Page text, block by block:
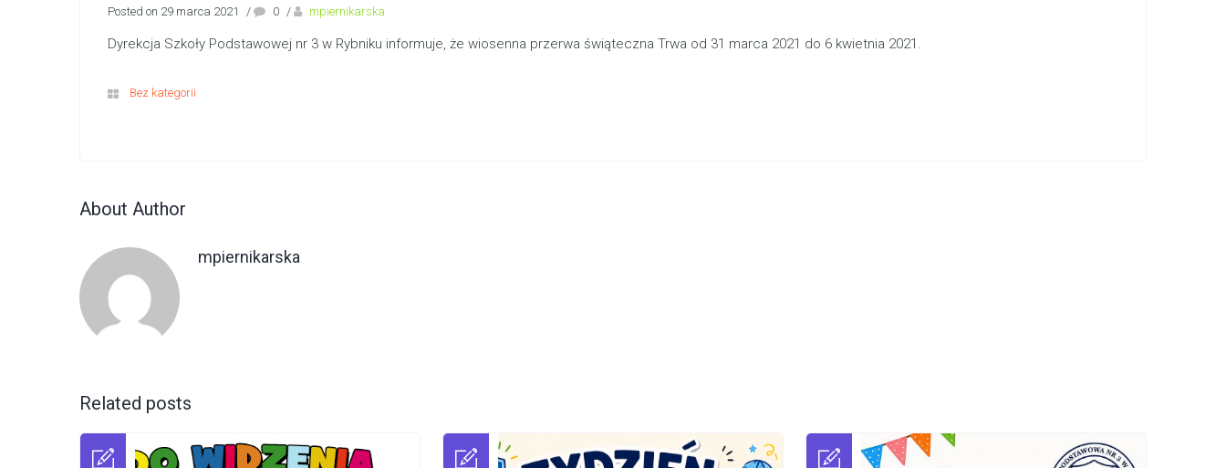
Posted on 29 marca 2021 / 0 / mpiernikarska
Dyrekcja Szkoły Podstawowej nr 3 w Rybniku informuje, że wiosenna przerwa świąteczna Trwa od 31 marca 2021 do 6 kwietnia 2021.
Bez kategorii
About Author
mpiernikarska
Related posts